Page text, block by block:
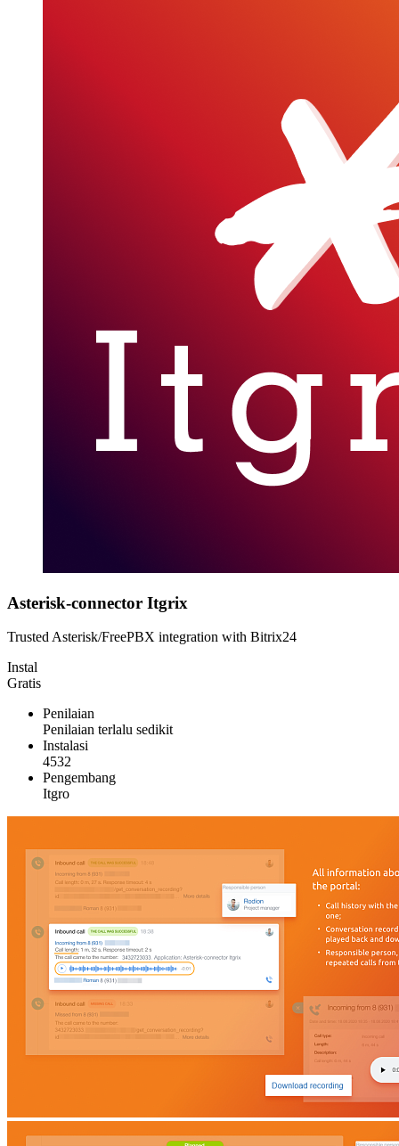
Asterisk-connector Itgrix
Trusted Asterisk/FreePBX integration with Bitrix24
Instal
Gratis
Penilaian
Penilaian terlalu sedikit
Instalasi
4532
Pengembang
Itgro